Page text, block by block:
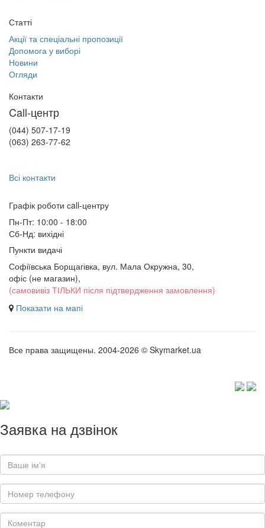
Статті
Акції та спеціальні пропозиції
Допомога у виборі
Новини
Огляди
Контакти
Call-центр
(044) 507-17-19
(063) 263-77-62
Всі контакти
Графік роботи сall-центру
Пн-Пт: 10:00 - 18:00
Сб-Нд: вихідні
Пункти видачі
Софіївська Борщагівка, вул. Мала Окружна, 30,
офіс (не магазин),
(самовивіз ТІЛЬКИ після підтвердження замовлення)
Показати на мапі
Все права защищены. 2004-2026 © Skymarket.ua
Заявка на дзвінок